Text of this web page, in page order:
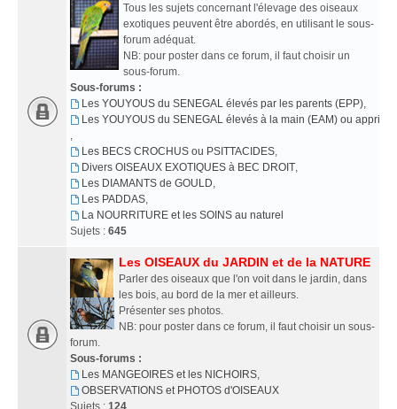
Tous les sujets concernant l'élevage des oiseaux
exotiques peuvent être abordés, en utilisant le sous-
forum adéquat.
NB: pour poster dans ce forum, il faut choisir un
sous-forum.
Sous-forums :
Les YOUYOUS du SENEGAL élevés par les parents (EPP),
Les YOUYOUS du SENEGAL élevés à la main (EAM) ou
,
Les BECS CROCHUS ou PSITTACIDES,
Divers OISEAUX EXOTIQUES à BEC DROIT,
Les DIAMANTS de GOULD,
Les PADDAS,
La NOURRITURE et les SOINS au naturel
Sujets : 645
Les OISEAUX du JARDIN et de la NATURE
Parler des oiseaux que l'on voit dans le jardin, dans
les bois, au bord de la mer et ailleurs.
Présenter ses photos.
NB: pour poster dans ce forum, il faut choisir un sous-
forum.
Sous-forums :
Les MANGEOIRES et les NICHOIRS,
OBSERVATIONS et PHOTOS d'OISEAUX
Sujets : 124